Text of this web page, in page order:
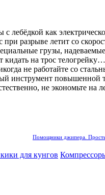
лебёдкой как
разрыве летит со
грузы,
на трос
не работайте со
инструмент повышенной
не экономьте на
Помощники джипера.
для кунгов